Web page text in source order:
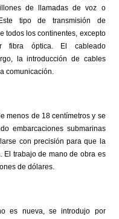
de llamadas de voz o
tipo de transmisión de
todos los continentes, excepto
fibra óptica. El cableado
la introducción de cables
comunicación.
menos de 18 centímetros y se
embarcaciones submarinas
con precisión para que la
El trabajo de mano de obra es
de dólares.
es nueva, se introdujo por